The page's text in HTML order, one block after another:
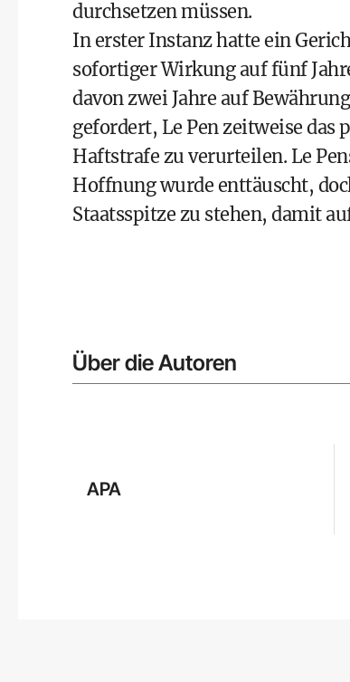
durchsetzen müssen.
In erster Instanz hatte ein
sofortiger Wirkung auf fünf
davon zwei Jahre auf
gefordert, Le Pen zeitweise das
Haftstrafe zu verurteilen. Le
Hoffnung wurde enttäuscht,
Staatsspitze zu stehen, damit
Über die Autoren
APA